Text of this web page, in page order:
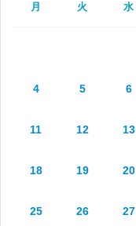
月 火 水
4 5 6
11 12 13
18 19 20
25 26 27